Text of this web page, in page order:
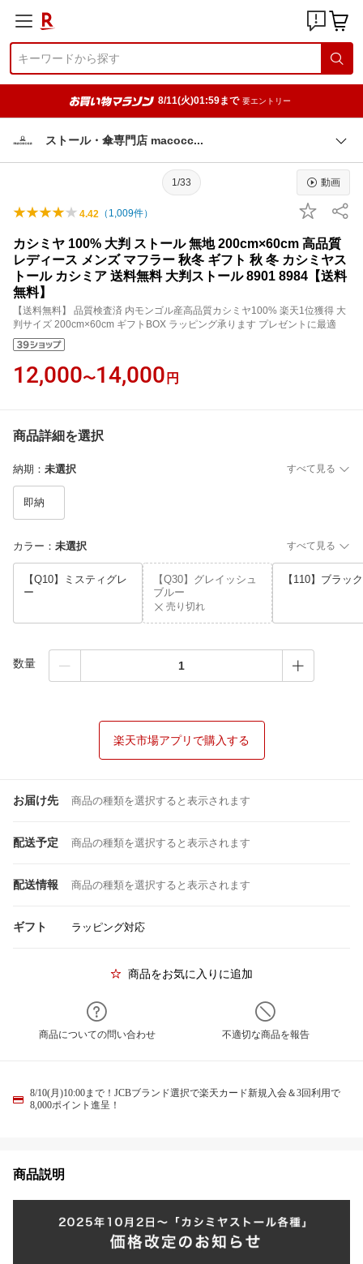
8/11(火)01:59まで 要エントリー
ストール・傘専門店 macocc
1/33 動画
4.42 （ 1,009件）
カシミヤ 100% 大判 ストール 無地 200cm×60cm 高品質
レディース メンズ マフラー 秋冬 ギフト 秋 冬 カシミヤス
トール カシミア 送料無料 大判ストール 8901 8984【送料
無料】
【送料無料】 品質検査済 内モンゴル産高品質カシミヤ100% 楽天1位獲得 大
判サイズ 200cm×60cm ギフトBOX ラッピング承ります プレゼントに最適
12,000〜14,000 円
商品詳細を選択
納期 ： 未選択 すべて見る
即納
カラー ： 未選択 すべて見る
【Q10】ミスティグレ
ー
【Q30】グレイッシュ
ブルー
売り切れ
【110】ブラック
数量
楽天市場アプリで購入する
お届け先 商品の種類を選択すると表示されます
配送予定 商品の種類を選択すると表示されます
配送情報 商品の種類を選択すると表示されます
ギフト ラッピング対応
商品をお気に入りに追加
商品についての問い合わせ 不適切な商品を報告
8/10(月)10:00まで！JCBブランド選択で楽天カード新規入会＆3回利用で
8,000ポイント進呈！
商品説明